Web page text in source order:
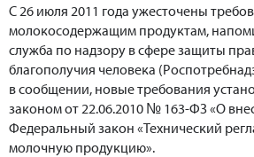
С 26 июля 2011 года ужесточены
молокосодержащим продуктам,
служба по надзору в сфере защиты
благополучия человека
в сообщении, новые требования
законом от 22.06.2010 № 163-ФЗ «О
Федеральный закон «Технический
молочную продукцию».